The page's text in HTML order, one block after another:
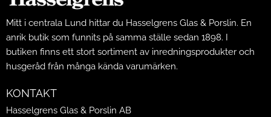
Mitt i centrala Lund hittar du Hasselgrens Glas & Porslin. En
anrik butik som funnits på samma ställe sedan 1898. I
butiken finns ett stort sortiment av inredningsprodukter och
husgeråd från många kända varumärken.
KONTAKT
Hasselgrens Glas & Porslin AB